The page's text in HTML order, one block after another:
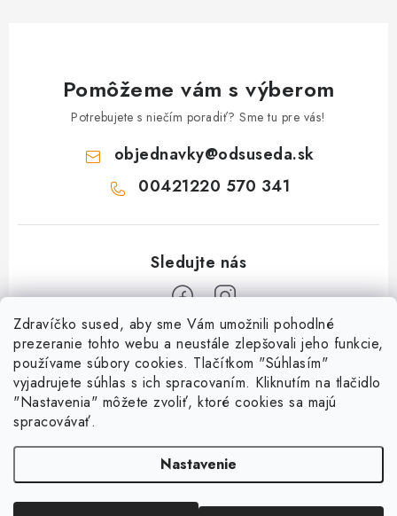
Zdravíčko sused, aby sme Vám umožnili pohodlné
prezeranie tohto webu a neustále zlepšovali jeho funkcie,
používame súbory cookies. Tlačítkom "Súhlasím"
vyjadrujete súhlas s ich spracovaním. Kliknutím na tlačidlo
"Nastavenia" môžete zvoliť, ktoré cookies sa majú
spracovávať.
Nastavenie
Pomôžeme vám s výberom
Potrebujete s niečím poradiť? Sme tu pre vás!
objednavky@odsuseda.sk
00421220 570 341
O nás
Kontakty
História a súčasnosť
Susedov blog
Všetko o nákupe
Doprava a platba
Dokumenty